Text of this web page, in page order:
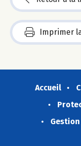
Imprimer
Accueil